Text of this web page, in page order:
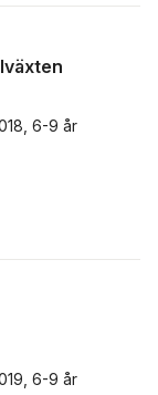
6-9 år
6-9 år